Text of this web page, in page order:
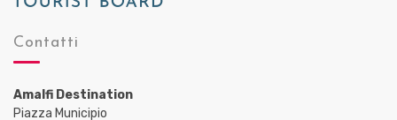
Contatti
Amalfi Destination
Piazza Municipio